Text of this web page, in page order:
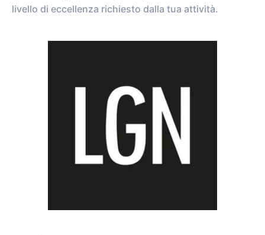
livello di eccellenza richiesto dalla tua attività.